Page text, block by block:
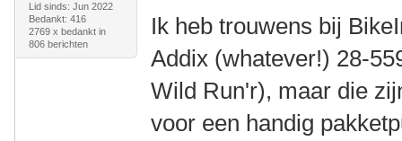
Lid sinds: Jun 2022
Bedankt: 416
2769 x bedankt in
806 berichten
Ik heb trouwens bij
Addix (whatever!) 28-
Wild Run'r), maar die
voor een handig